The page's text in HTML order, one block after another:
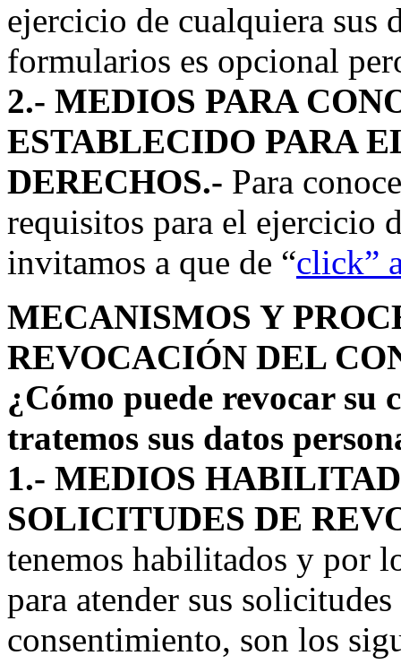
ejercicio de cualquiera sus
formularios es opcional
2.- MEDIOS PARA
ESTABLECIDO PARA
DERECHOS.- Para
requisitos para el ejercicio
invitamos a que de “click”
MECANISMOS Y
REVOCACIÓN DEL
¿Cómo puede revocar su
tratemos sus datos
1.- MEDIOS
SOLICITUDES DE
tenemos habilitados y por
para atender sus
consentimiento, son los